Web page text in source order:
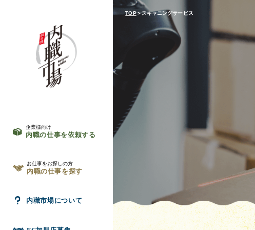
企業様向け
内職の仕事を依頼する
お仕事をお探しの方
内職の仕事を探す
内職市場について
TOP＞スキャニングサービス